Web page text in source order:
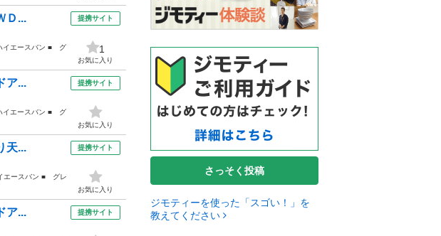
Ｄ...
エースバン ■ グ
提携サイト
1
お気に入り
ア...
エースバン ■ グ
提携サイト
お気に入り
天...
ースバン ■ グレ
提携サイト
お気に入り
ア... 提携サイト
さっそく投稿
ジモティーを使った「スゴい！」を
教えてください